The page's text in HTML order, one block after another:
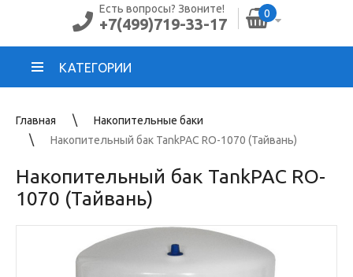
Есть вопросы? Звоните!
+7(499)719-33-17
0
КАТЕГОРИИ
Главная
Накопительные баки
Накопительный бак TankPAC RO-1070 (Тайвань)
Накопительный бак TankPAC RO-
1070 (Тайвань)